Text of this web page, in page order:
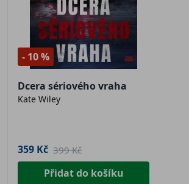
- 10 %
Dcera sériového vraha
Kate Wiley
359 Kč 399 Kč
Přidat do košíku